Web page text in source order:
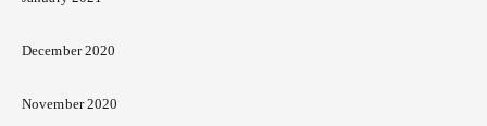
December 2020
November 2020